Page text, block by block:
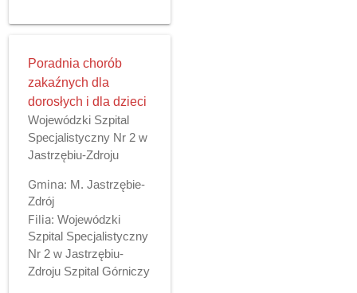
Poradnia chorób
zakaźnych dla
dorosłych i dla dzieci
Wojewódzki Szpital
Specjalistyczny Nr 2 w
Jastrzębiu-Zdroju
Gmina: M. Jastrzębie-
Zdrój
Filia: Wojewódzki
Szpital Specjalistyczny
Nr 2 w Jastrzębiu-
Zdroju Szpital Górniczy